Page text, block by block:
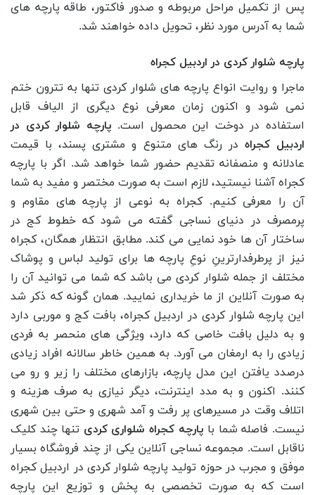
پس از تکمیل مراحل مربوطه و صدور فاکتور، طاقه پارچه های
شما به آدرس مورد نظر، تحویل داده خواهند شد.
پارچه شلوار کردی در اردبیل کجراه
ماجرا و روایت انواع پارچه های شلوار کردی تنها به تترون ختم
نمی شود و اکنون زمان معرفی نوع دیگری از الیاف قابل
استفاده در دوخت این محصول است. پارچه شلوار کردی در
اردبیل کجراه در رنگ های متنوع و مشتری پسند، با قیمت
عادلانه و منصفانه تقدیم حضور شما خواهد شد. اگر با پارچه
کجراه آشنا نیستید، لازم است به صورت مختصر و مفید به شما
آن را معرفی کنیم. کجراه به نوعی از پارچه های مقاوم و
پرمصرف در دنیای نساجی گفته می شود که خطوط کج در
ساختار آن ها خود نمایی می کند. مطابق انتظار همگان، کجراه
نیز از پرطرفدارترینِ نوعِ پارچه ها برای تولید لباس و پوشاک
مختلف از جمله شلوار کردی می باشد که شما می توانید آن را
به صورت آنلاین از ما خریداری نمایید. همان گونه که ذکر شد
این پارچه شلوار کردی در اردبیل کجراه، بافت کج و موربی دارد
و به دلیل بافت خاصی که دارد، ویژگی‌ های منحصر به فردی
زیادی را به ارمغان می آورد. به همین خاطر سالانه افراد زیادی
درصدد یافتن این مدل پارچه، بازارهای مختلف را زیر و رو می
کنند. اکنون و به مدد اینترنت، دیگر نیازی به صرف هزینه و
اتلاف وقت در مسیرهای پر رفت و آمد شهری و حتی بین شهری
نیست. فاصله شما با پارچه کجراه شلواری کردی تنها چند کلیک
ناقابل است. مجموعه نساجی آنلاین یکی از چند فروشگاه بسیار
موفق و مجرب در حوزه تولید پارچه شلوار کردی در اردبیل کجراه
است که به صورت تخصصی به پخش و توزیع این پارچه